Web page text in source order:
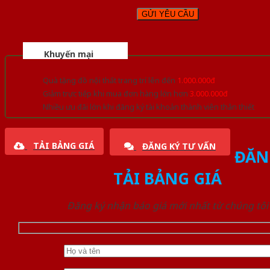
Khuyến mại
Quà tặng đồ nội thất trang trí lên đến 1.000.000đ
Giảm trực tiếp khi mua đơn hàng lớn hơn 3.000.000đ
Nhiều ưu đãi lớn khi đăng ký tài khoản thành viên thân thiết
TẢI BẢNG GIÁ ĐĂNG KÝ TƯ VẤN
TẢI BẢNG GIÁ
Đăng ký nhận báo giá mới nhất từ chúng tôi